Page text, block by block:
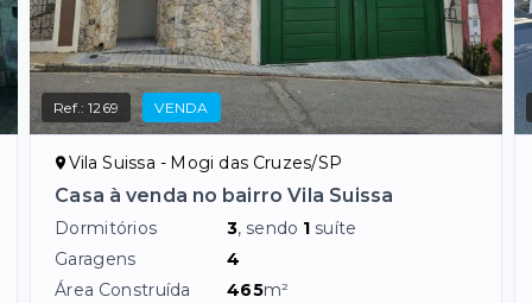
Ref.:1269 VENDA
Vila Suissa - Mogi das Cruzes/SP
Casa à venda no bairro Vila Suissa
Dormitórios 3, sendo 1 suíte
Garagens
4
Área Construída
465m²